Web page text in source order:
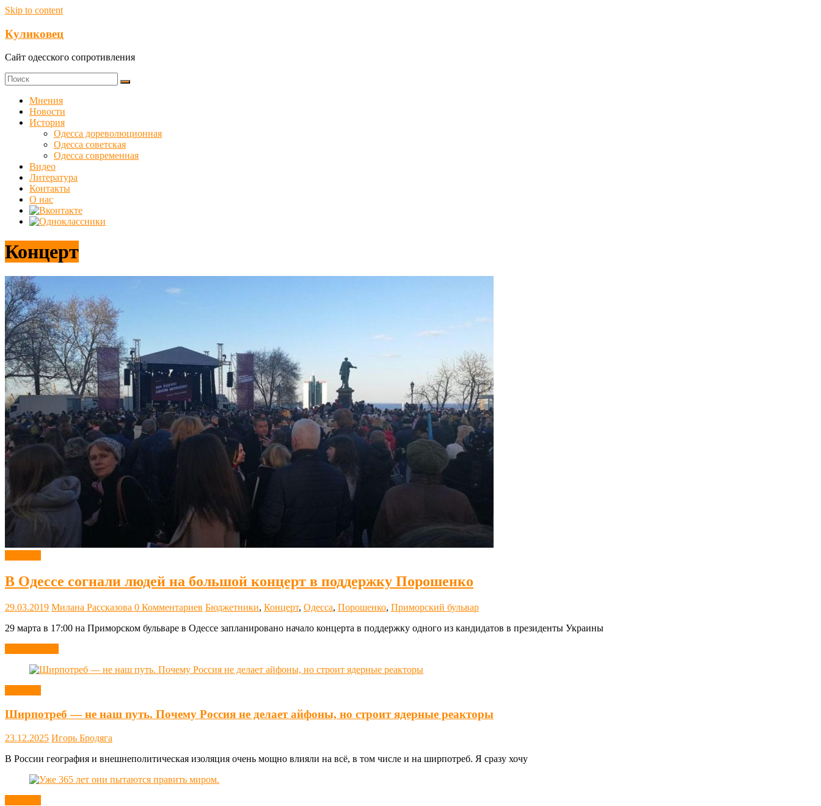
Skip to content
Куликовец
Сайт одесского сопротивления
Мнения
Новости
История
Одесса дореволюционная
Одесса советская
Одесса современная
Видео
Литература
Контакты
О нас
Концерт
В Одессе согнали людей на большой концерт в поддержку Порошенко
29.03.2019 Милана Рассказова 0 Комментариев Бюджетники, Концерт, Одесса, Порошенко, Приморский бульвар
29 марта в 17:00 на Приморском бульваре в Одессе запланировано начало концерта в поддержку одного из кандидатов в президенты Украины
Ширпотреб — не наш путь. Почему Россия не делает айфоны, но строит ядерные реакторы
23.12.2025 Игорь Бродяга
В России география и внешнеполитическая изоляция очень мощно влияли на всё, в том числе и на ширпотреб. Я сразу хочу